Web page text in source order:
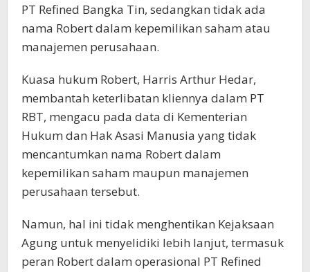
PT Refined Bangka Tin, sedangkan tidak ada
nama Robert dalam kepemilikan saham atau
manajemen perusahaan.
Kuasa hukum Robert, Harris Arthur Hedar,
membantah keterlibatan kliennya dalam PT
RBT, mengacu pada data di Kementerian
Hukum dan Hak Asasi Manusia yang tidak
mencantumkan nama Robert dalam
kepemilikan saham maupun manajemen
perusahaan tersebut.
Namun, hal ini tidak menghentikan Kejaksaan
Agung untuk menyelidiki lebih lanjut, termasuk
peran Robert dalam operasional PT Refined